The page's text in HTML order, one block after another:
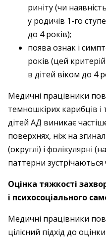
риніту (чи
у родичів 1-го
до 4 років);
поява ознак і
років (цей
в дітей віком до 4
Медичні працівники
темношкірих карибців
дітей АД виникає
поверхнях, ніж на
(округлі) і фолікулярні
паттерни зустрічаються
Оцінка тяжкості
і психосоціального
Медичні працівники
цілісний підхід до